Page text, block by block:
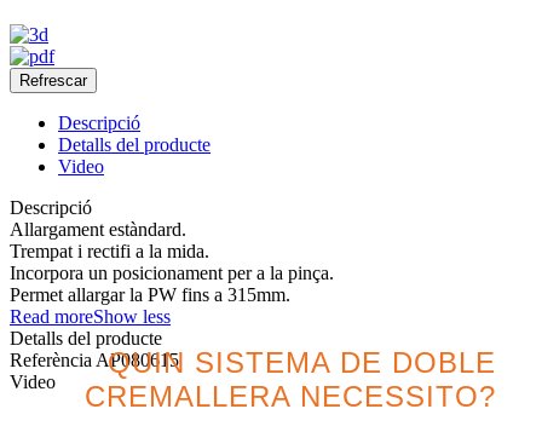
Descripció
Detalls del producte
Video
Descripció
Allargament estàndard.
Trempat i rectifi a la mida.
Incorpora un posicionament per a la pinça.
Permet allargar la PW fins a 315mm.
Read moreShow less
Detalls del producte
Referència AP080615
Video
QUIN SISTEMA DE DOBLE
CREMALLERA NECESSITO?